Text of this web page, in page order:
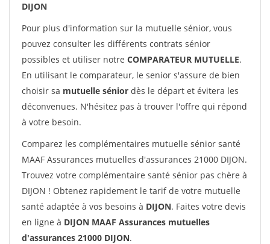
DIJON
Pour plus d'information sur la mutuelle sénior, vous
pouvez consulter les différents contrats sénior
possibles et utiliser notre COMPARATEUR MUTUELLE.
En utilisant le comparateur, le senior s'assure de bien
choisir sa mutuelle sénior dès le départ et évitera les
déconvenues. N'hésitez pas à trouver l'offre qui répond
à votre besoin.
Comparez les complémentaires mutuelle sénior santé
MAAF Assurances mutuelles d'assurances 21000 DIJON.
Trouvez votre complémentaire santé sénior pas chère à
DIJON ! Obtenez rapidement le tarif de votre mutuelle
santé adaptée à vos besoins à DIJON. Faites votre devis
en ligne à DIJON MAAF Assurances mutuelles
d'assurances 21000 DIJON.